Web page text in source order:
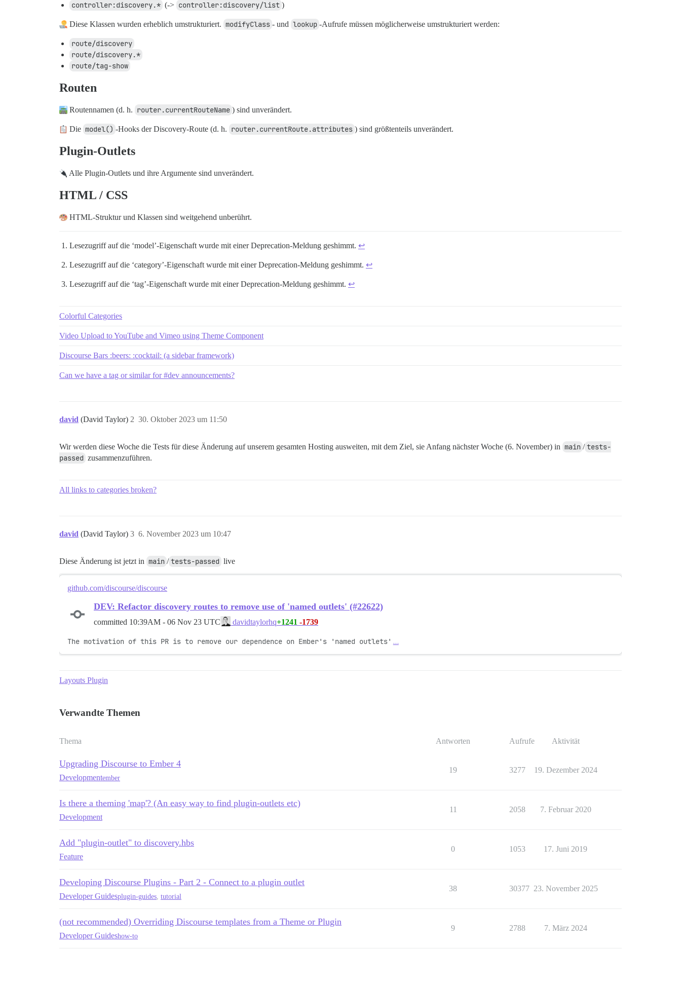
controller:discovery.* (-> controller:discovery/list )
Diese Klassen wurden erheblich umstrukturiert. modifyClass - und lookup -Aufrufe müssen möglicherweise umstrukturiert werden:
route/discovery
route/discovery.*
route/tag-show
Routen
Routennamen (d. h. router.currentRouteName ) sind unverändert.
Die model() -Hooks der Discovery-Route (d. h. router.currentRoute.attributes ) sind größtenteils unverändert.
Plugin-Outlets
Alle Plugin-Outlets und ihre Argumente sind unverändert.
HTML / CSS
HTML-Struktur und Klassen sind weitgehend unberührt.
Lesezugriff auf die ‘model’-Eigenschaft wurde mit einer Deprecation-Meldung geshimmt. ↩︎
Lesezugriff auf die ‘category’-Eigenschaft wurde mit einer Deprecation-Meldung geshimmt. ↩︎
Lesezugriff auf die ‘tag’-Eigenschaft wurde mit einer Deprecation-Meldung geshimmt. ↩︎
Colorful Categories
Video Upload to YouTube and Vimeo using Theme Component
Discourse Bars :beers: :cocktail: (a sidebar framework)
Can we have a tag or similar for #dev announcements?
david (David Taylor) 30. Oktober 2023 um 11:50
2
Wir werden diese Woche die Tests für diese Änderung auf unserem gesamten Hosting ausweiten, mit dem Ziel, sie Anfang nächster Woche (6. November) in main / tests-
passed zusammenzuführen.
All links to categories broken?
david (David Taylor) 6. November 2023 um 10:47
3
Diese Änderung ist jetzt in main / tests-passed live
github.com/discourse/discourse
DEV: Refactor discovery routes to remove use of 'named outlets' (#22622)
committed 10:39AM - 06 Nov 23 UTC davidtaylorhq+1241 -1739
The motivation of this PR is to remove our dependence on Ember's 'named outlets' …
Layouts Plugin
Verwandte Themen
Thema Antworten Aufrufe Aktivität
Upgrading Discourse to Ember 4
Developmentember
19 3277 19. Dezember 2024
Is there a theming 'map'? (An easy way to find plugin-outlets etc)
Development
11 2058 7. Februar 2020
Add "plugin-outlet" to discovery.hbs
Feature
0 1053 17. Juni 2019
Developing Discourse Plugins - Part 2 - Connect to a plugin outlet
Developer Guidesplugin-guides tutorial
38 30377 23. November 2025
(not recommended) Overriding Discourse templates from a Theme or Plugin
Developer Guideshow-to
9 2788 7. März 2024